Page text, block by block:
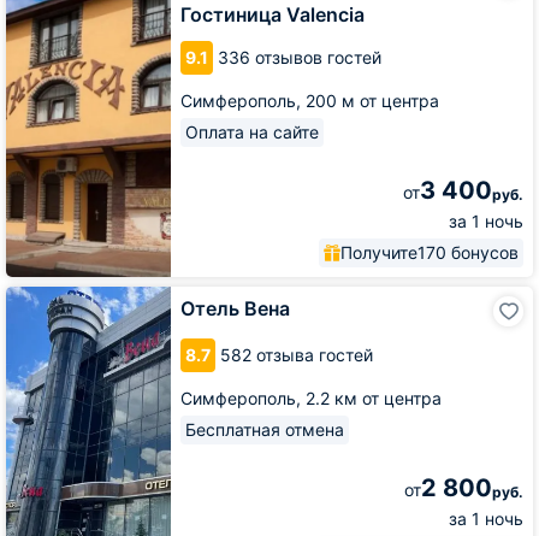
Гостиница Valencia
9.1 336 отзывов гостей
Симферополь, 200 м от центра
Оплата на сайте
от3 400руб.
за 1 ночь
Получите170 бонусов
Отель Вена
8.7 582 отзыва гостей
Симферополь, 2.2 км от центра
Бесплатная отмена
от2 800руб.
за 1 ночь
Отель